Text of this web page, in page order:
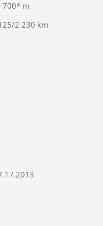
700* m
2 230 km